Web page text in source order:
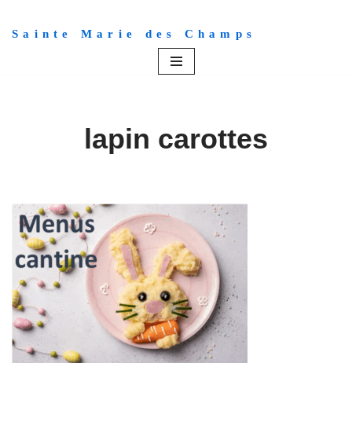
Aller
Sainte Marie des Champs
lapin carottes